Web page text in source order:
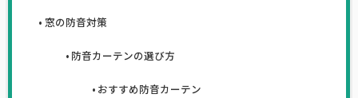
窓の防音対策
防音カーテンの選び方
おすすめ防音カーテン